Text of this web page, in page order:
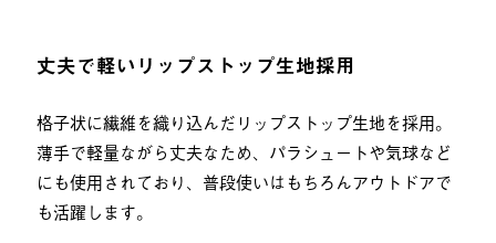
丈夫で軽いリップストップ生地採用
格子状に繊維を織り込んだリップストップ生地を採用。
薄手で軽量ながら丈夫なため、パラシュートや気球など
にも使用されており、普段使いはもちろんアウトドアで
も活躍します。